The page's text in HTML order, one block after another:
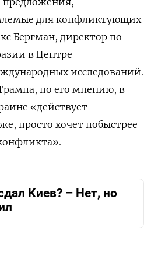
для конфликтующих
Бергман, директор по
в Центре
исследований.
по его мнению, в
«действует
просто хочет побыстрее
Киев? – Нет, но